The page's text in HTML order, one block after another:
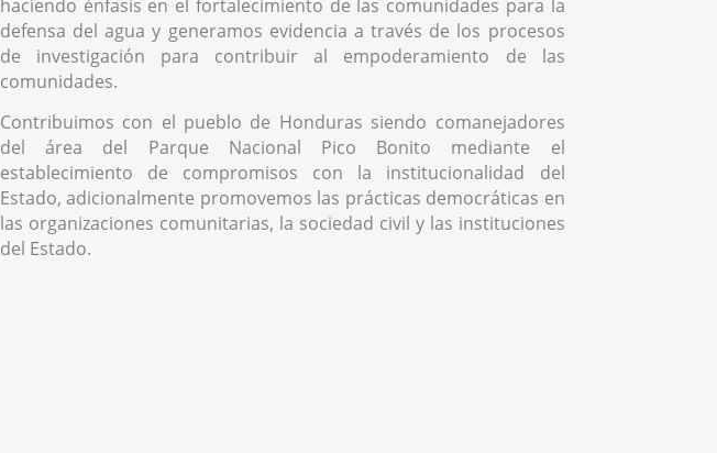
haciendo énfasis en el fortalecimiento de las comunidades para la
defensa del agua y generamos evidencia a través de los procesos
de investigación para contribuir al empoderamiento de las
comunidades.
Contribuimos con el pueblo de Honduras siendo comanejadores
del área del Parque Nacional Pico Bonito mediante el
establecimiento de compromisos con la institucionalidad del
Estado, adicionalmente promovemos las prácticas democráticas en
las organizaciones comunitarias, la sociedad civil y las instituciones
del Estado.